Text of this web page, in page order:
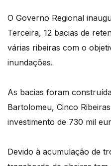
O Governo Regional
Terceira, 12 bacias de
várias ribeiras com o
inundações.
As bacias foram
Bartolomeu, Cinco
investimento de 730 mil
Devido à acumulação de